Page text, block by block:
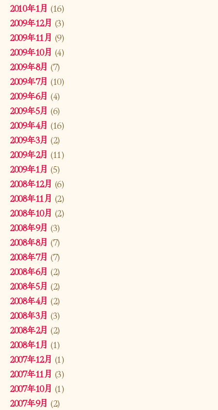
2010年1月 (16)
2009年12月 (3)
2009年11月 (9)
2009年10月 (4)
2009年8月 (7)
2009年7月 (10)
2009年6月 (4)
2009年5月 (6)
2009年4月 (16)
2009年3月 (2)
2009年2月 (11)
2009年1月 (5)
2008年12月 (6)
2008年11月 (2)
2008年10月 (2)
2008年9月 (3)
2008年8月 (7)
2008年7月 (7)
2008年6月 (2)
2008年5月 (2)
2008年4月 (2)
2008年3月 (3)
2008年2月 (2)
2008年1月 (1)
2007年12月 (1)
2007年11月 (3)
2007年10月 (1)
2007年9月 (2)